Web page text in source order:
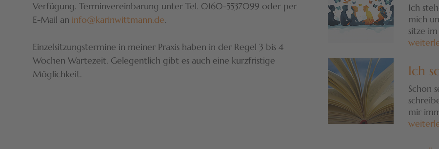
Verfügung. Terminvereinbarung unter Tel. 0160-5537099 oder per
E-Mail an info@karinwittmann.de.
Einzelsitzungstermine in meiner Praxis haben in der Regel 3 bis 4
Wochen Wartezeit. Gelegentlich gibt es auch eine kurzfristige
Möglichkeit.
Ich
mich
sitze
Ich
Schon
mir